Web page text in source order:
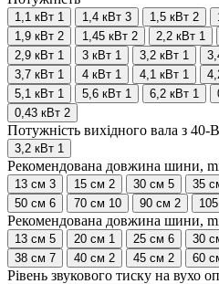
1,1 кВт 1 1,4 кВт 3 1,5 кВт 2
1,9 кВт 2 1,45 кВт 2 2,2 кВт 1
2,9 кВт 1 3 кВт 1 3,2 кВт 1
3,7 кВт 1 4 кВт 1 4,1 кВт 1
5,1 кВт 1 5,6 кВт 1 6,2 кВт 1
0,43 кВт 2
Потужність вихідного вала з 40-
3,2 кВт 1
Рекомендована довжина шини,
13 см 3 15 см 2 30 см 5 35
50 см 6 70 см 10 90 см 2
Рекомендована довжина шини,
13 см 5 20 см 1 25 см 6 30
38 см 7 40 см 2 45 см 2 60
Рівень звукового тиску на вухо